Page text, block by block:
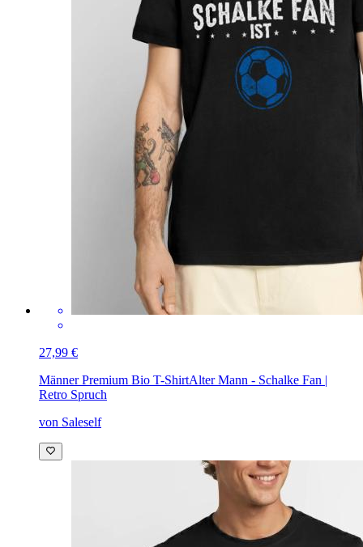
27,99 €
Männer Premium Bio T-ShirtAlter Mann - Schalke Fan |
Retro Spruch
von Saleself